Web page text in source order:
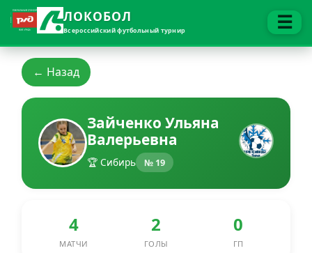
ЛОКОБОЛ
Всероссийский футбольный турнир ☰
← Назад
Зайченко Ульяна
Валерьевна
🏆 Сибирь № 19
4
МАТЧИ
2
ГОЛЫ
0
ГП